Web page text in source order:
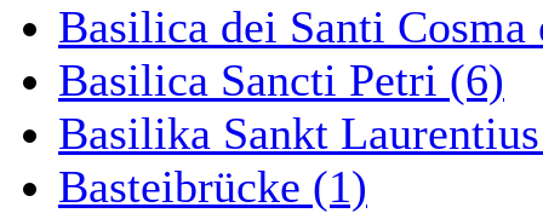
Basilica dei Santi
Basilica Sancti Petri (6)
Basilika Sankt
Basteibrücke (1)